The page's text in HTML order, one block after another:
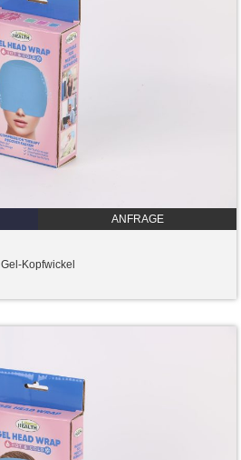
ANFRAGE
Gel-Kopfwickel